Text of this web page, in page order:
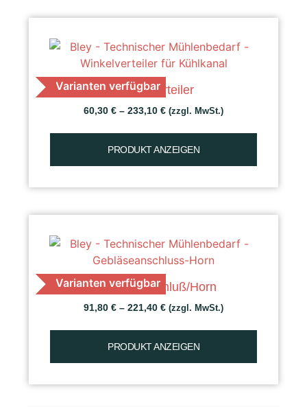
Varianten verfügbar
Winkelverteiler
60,30 € – 233,10 € (zzgl. MwSt.)
PRODUKT ANZEIGEN
Varianten verfügbar
Gebläseanschluß/Horn
91,80 € – 221,40 € (zzgl. MwSt.)
PRODUKT ANZEIGEN